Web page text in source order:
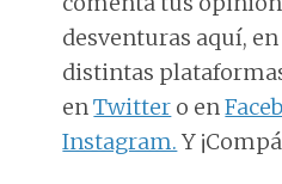
desventuras aquí, en
distintas
enTwitter o en
Instagram. Y